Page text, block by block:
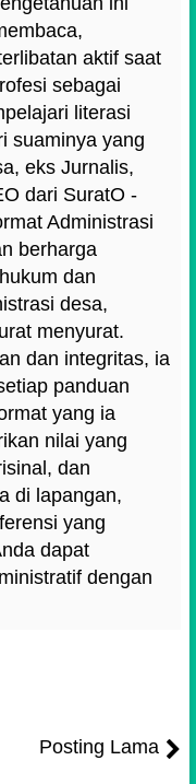
aktif saat
sebagai
literasi
suaminya yang
eks Jurnalis,
dari SuratO -
Administrasi
berharga
dan
desa,
menyurat.
dan integritas, ia
panduan
yang ia
nilai yang
dan
di lapangan,
yang
dapat
dengan
Posting Lama